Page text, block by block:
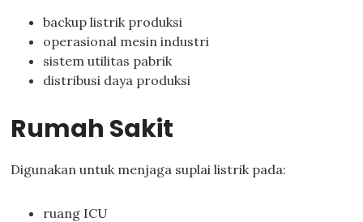
backup listrik produksi
operasional mesin industri
sistem utilitas pabrik
distribusi daya produksi
Rumah Sakit
Digunakan untuk menjaga suplai listrik pada:
ruang ICU